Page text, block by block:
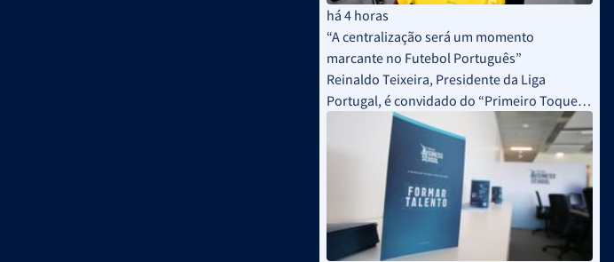
há 4 horas
“A centralização será um momento
marcante no Futebol Português”
Reinaldo Teixeira, Presidente da Liga
Portugal, é convidado do “Primeiro Toque”
em novo episódio de “Futebol em Podcast”